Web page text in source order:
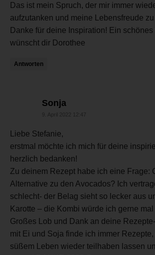
Das ist mein Spruch, der mir immer
aufzutanken und meine Lebensfreude
Danke für deine Inspiration! Ein
wünscht dir Dorothee
Antworten
Sonja
9. April 2022 12:47
Liebe Stefanie,
erstmal möchte ich mich für deine
herzlich bedanken!
Zu deinem Rezept habe ich eine Frage:
Alternative zu den Avocados? Ich
schlecht- der Belag sieht so lecker aus
Karotte – die Kombi würde ich gerne
Großes Lob und Dank an deine
mit Ei und Soja finde ich immer
süßem Leben wieder teilhaben lassen